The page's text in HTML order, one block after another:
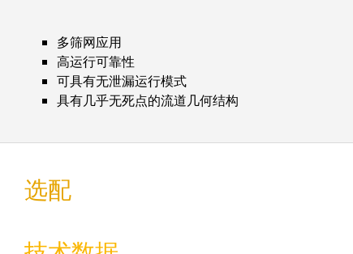
多筛网应用
高运行可靠性
可具有无泄漏运行模式
具有几乎无死点的流道几何结构
选配